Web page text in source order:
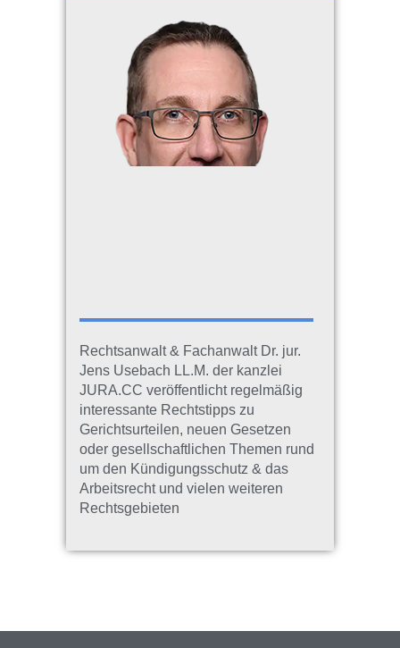
Rechtsanwalt & Fachanwalt Dr. jur.
Jens Usebach LL.M. der kanzlei
JURA.CC veröffentlicht regelmäßig
interessante Rechtstipps zu
Gerichtsurteilen, neuen Gesetzen
oder gesellschaftlichen Themen rund
um den Kündigungsschutz & das
Arbeitsrecht und vielen weiteren
Rechtsgebieten